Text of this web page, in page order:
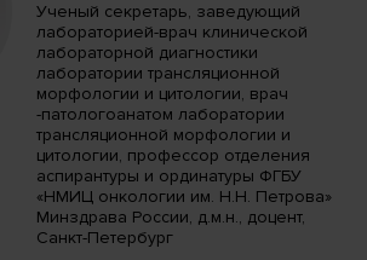
Ученый секретарь, заведующий
лабораторией-врач клинической
лабораторной диагностики
лаборатории трансляционной
морфологии и цитологии, врач
-патологоанатом лаборатории
трансляционной морфологии и
цитологии, профессор отделения
аспирантуры и ординатуры ФГБУ
«НМИЦ онкологии им. Н.Н. Петрова»
Минздрава России, д.м.н., доцент,
Санкт-Петербург